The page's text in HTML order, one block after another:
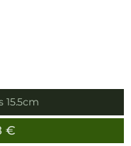
15.5cm
€